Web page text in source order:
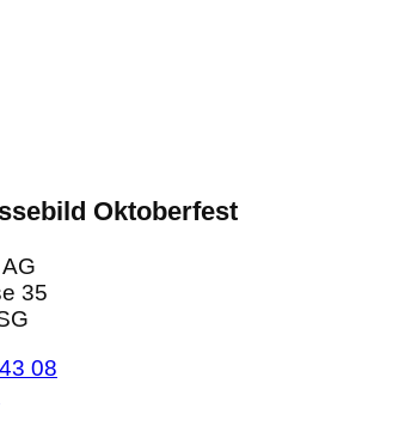
Oktoberfest
35
08